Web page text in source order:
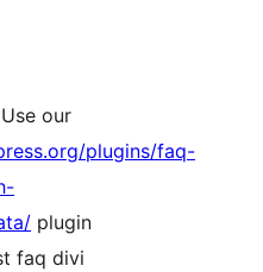
our
plugins/faq-
plugin
faq divi